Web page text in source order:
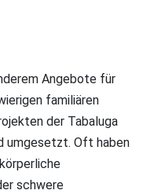
Angebote für
familiären
der Tabaluga
umgesetzt. Oft haben
schwere